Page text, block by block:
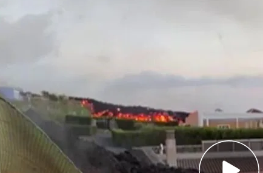
que estuvo a 10 metros de una colada de
el avance inexorable del magma
abierto una nueva boca en el volcán, por lo que se
de los gases tóxicos
principal de la lava del volcán engulle la